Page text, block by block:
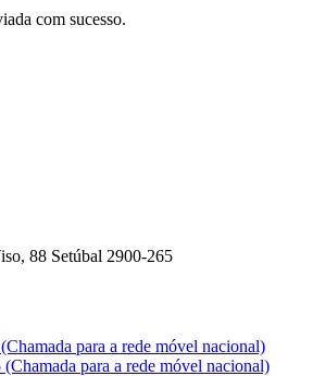
com sucesso.
88 Setúbal 2900-265
para a rede móvel nacional)
para a rede móvel nacional)